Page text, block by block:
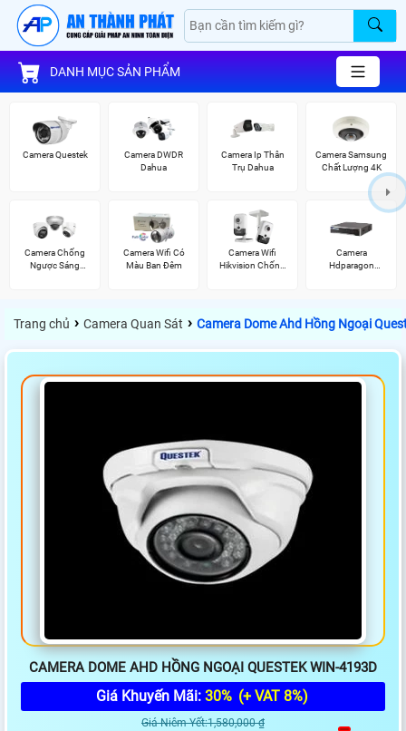
DANH MỤC SẢN PHẨM
Camera Questek
Camera DWDR
Dahua
Camera Ip Thân
Trụ Dahua
Camera Samsung
Chất Lượng 4K
Camera Chống
Ngược Sáng
Camera Wifi Có
Màu Ban Đêm
Camera Wifi
Hikvision Chống
Camera
Hdparagon
Trang chủ › Camera Quan Sát › Camera Dome Ahd Hồng Ngoại
CAMERA DOME AHD HỒNG NGOẠI QUESTEK WIN-4193D
Giá Khuyến Mãi: 30% (+ VAT 8%)
Giá Niêm Yết:1,580,000 ₫